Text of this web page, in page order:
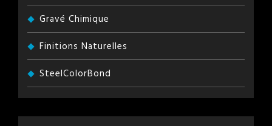
Gravé Chimique
Finitions Naturelles
SteelColorBond